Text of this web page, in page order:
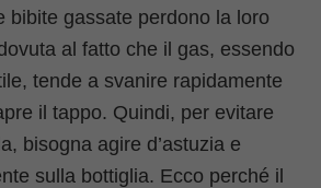
bibite gassate perdono la loro
al fatto che il gas, essendo
tende a svanire rapidamente
il tappo. Quindi, per evitare
bisogna agire d’astuzia e
sulla bottiglia. Ecco perché il